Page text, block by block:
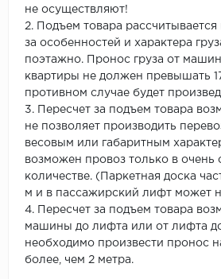
не осуществляют!
2. Подъем товара
за особенностей и характера
поэтажно. Пронос груза от
квартиры не должен превышать
противном случае будет
3. Пересчет за подъем товара
не позволяет производить
весовым или габаритным
возможен провоз только в очень
количестве. (Паркетная доска
м и в пассажирский лифт может
4. Пересчет за подъем товара
машины до лифта или от лифта
необходимо произвести пронос
более, чем 2 метра.